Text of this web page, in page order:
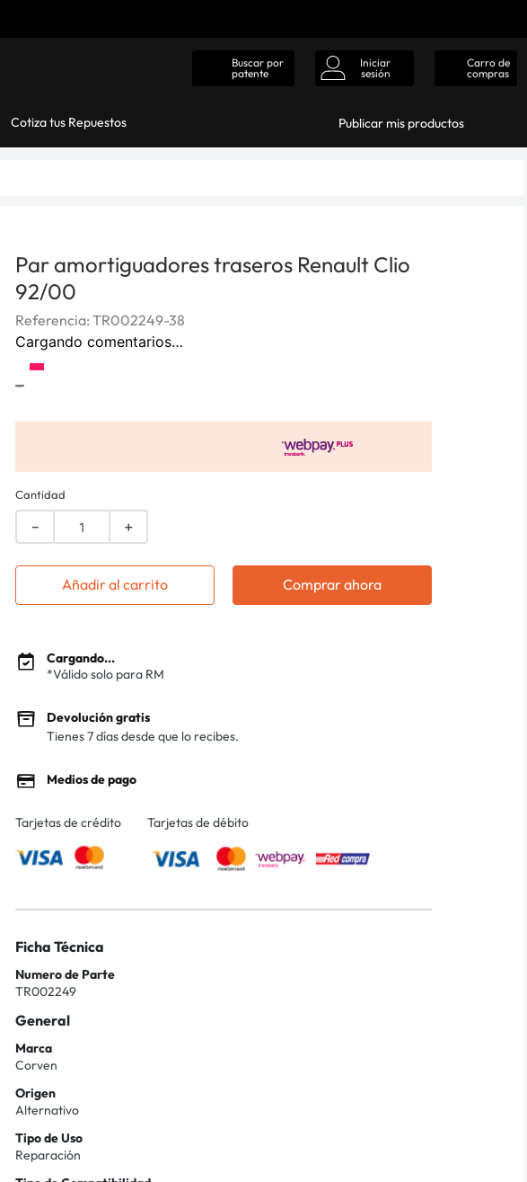
Buscar por
patente
Iniciar
sesión
Carro de
compras
Cotiza tus Repuestos Publicar mis productos
Par amortiguadores traseros Renault Clio
92/00
Referencia: TR002249-38
Cargando comentarios…
-
Cantidad
＋
－
Añadir al carrito Comprar ahora
Cargando...
*Válido solo para RM
Devolución gratis
Tienes 7 días desde que lo recibes.
Medios de pago
Tarjetas de crédito Tarjetas de débito
Ficha Técnica
Numero de Parte
TR002249
General
Marca
Corven
Origen
Alternativo
Tipo de Uso
Reparación